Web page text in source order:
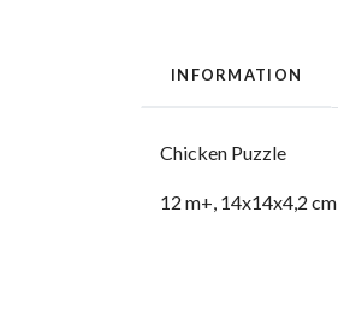
INFORMATION
Chicken Puzzle
12 m+, 14x14x4,2 cm